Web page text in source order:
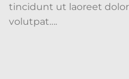
tincidunt ut laoreet
volutpat….